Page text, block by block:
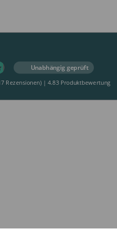
Unabhängig geprüft
Rezensionen) | 4.83 Produktbewertung